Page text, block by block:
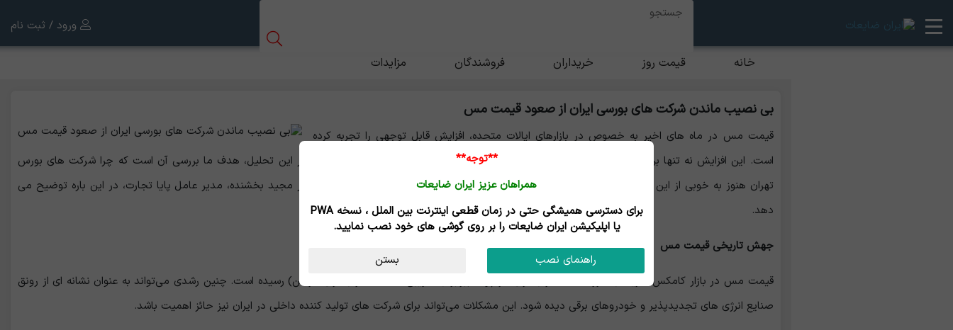
ورود / ثبت نام
خانه قیمت روز خریداران فروشندگان مزایدات
بی نصیب ماندن شرکت های بورسی ایران از صعود قیمت مس
قیمت مس در ماه‌ های اخیر به‌ خصوص در بازارهای ایالات متحده، افزایش قابل توجهی را تجربه کرده
است. این افزایش نه تنها بر قیمت ها بلکه بر تمام صنعت فلزات و سهام مربوط به آن سایه افکنده است. در این تحلیل، هدف ما بررسی آن است که چرا شرکت ‌های بورس
تهران هنوز به ‌خوبی از این رشد قیمت بهره ‌مند نشده ‌اند و چه عواملی بر این مسئله تأثیرگذار هستند. دکتر مجید بخشنده، مدیر عامل پایا تجارت، در این باره توضیح می
دهد.‌
جهش تاریخی قیمت مس
قیمت مس در بازار کامکس آمریکا به مرز ۵.۵۰ دلار به ازای هر پوند (برابر با تقریبی ۱۲,۱۲۵ دلار به ازای هر تن) رسیده است. چنین رشدی می‌تواند به ‌عنوان نشانه‌ ‌ای از رونق
صنایع انرژی‌ های تجدیدپذیر و خودروهای برقی دیده شود. این مشکلات می‌تواند برای شرکت های تولید کننده داخلی در ایران نیز حائز اهمیت باشد.
**توجه**
همراهان عزیز ایران ضایعات
برای دسترسی همیشگی حتی در زمان قطعی اینترنت بین الملل ، نسخه PWA
یا اپلیکیشن ایران ضایعات را بر روی گوشی های خود نصب نمایید.
راهنمای نصب بستن